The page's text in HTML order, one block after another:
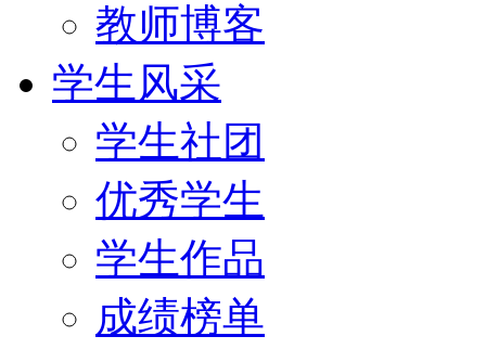
教师博客
学生风采
学生社团
优秀学生
学生作品
成绩榜单